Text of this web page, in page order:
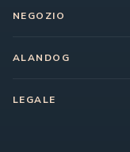
NEGOZIO
ALANDOG
LEGALE